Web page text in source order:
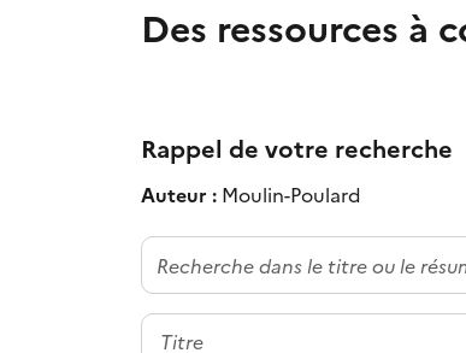
Des ressources à
Rappel de votre recherche
Auteur : Moulin-Poulard